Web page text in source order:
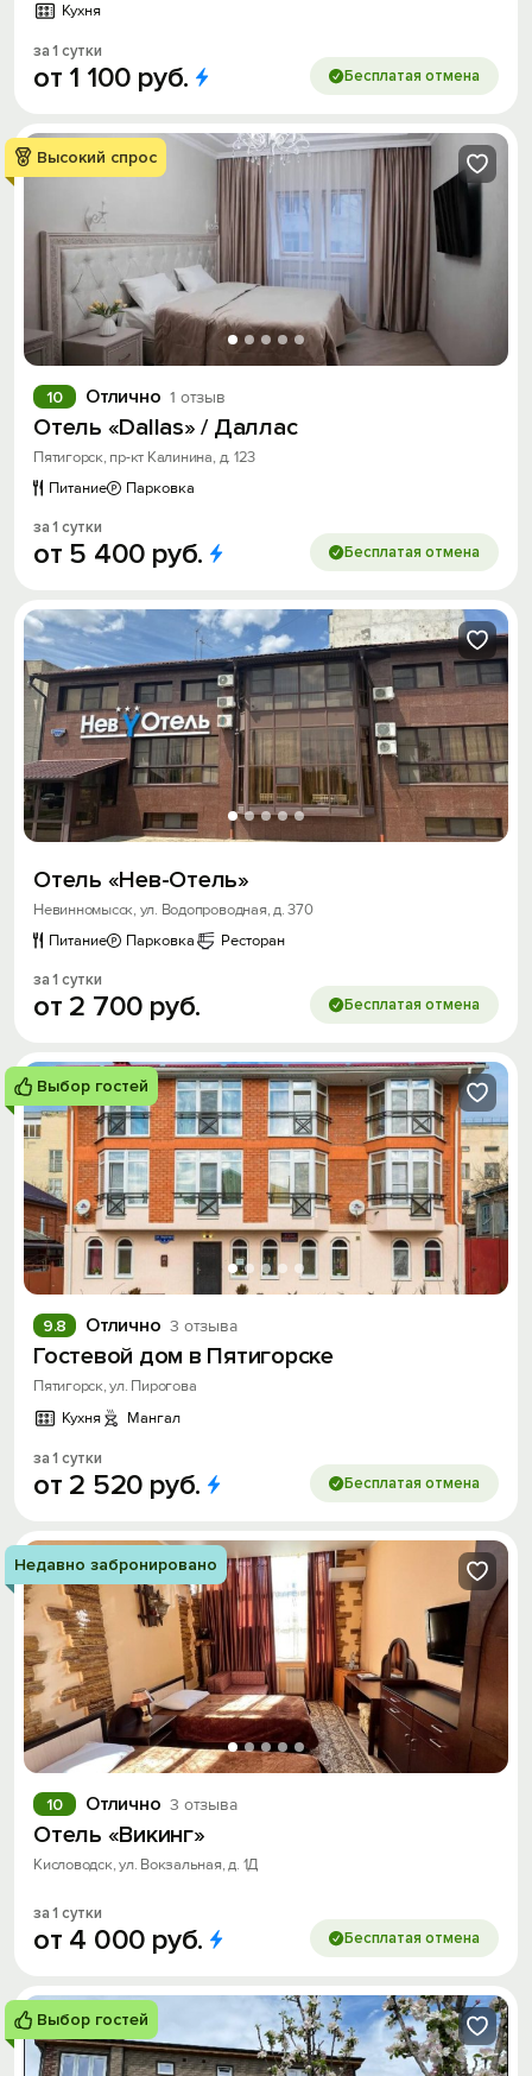
Кухня
за 1 сутки
от 1 100 руб. Бесплатая отмена
Высокий спрос
Отлично 1 отзыв
10
Отель «Dallas» / Даллас
Пятигорск, пр-кт Калинина, д. 123
Питание
Парковка
за 1 сутки
от 5 400 руб. Бесплатая отмена
Отель «Нев-Отель»
Невинномысск, ул. Водопроводная, д. 370
Питание
Парковка Ресторан
за 1 сутки
от 2 700 руб. Бесплатая отмена
Выбор гостей
Отлично 3 отзыва
9.8
Гостевой дом в Пятигорске
Пятигорск, ул. Пирогова
Кухня
Мангал
за 1 сутки
от 2 520 руб. Бесплатая отмена
Недавно забронировано
Отлично 3 отзыва
10
Отель «Викинг»
Кисловодск, ул. Вокзальная, д. 1Д
за 1 сутки
от 4 000 руб. Бесплатая отмена
Выбор гостей